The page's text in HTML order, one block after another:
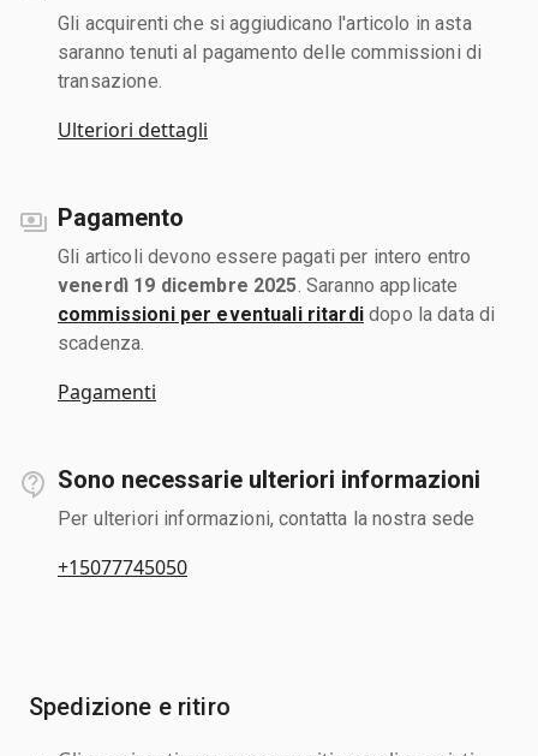
Gli acquirenti che si aggiudicano l'articolo in asta
saranno tenuti al pagamento delle commissioni di
transazione.
Ulteriori dettagli
Pagamento
Gli articoli devono essere pagati per intero entro
venerdì 19 dicembre 2025 . Saranno applicate
commissioni per eventuali ritardidopo la data di
scadenza.
Pagamenti
Sono necessarie ulteriori informazioni
Per ulteriori informazioni, contatta la nostra sede
+15077745050
Spedizione e ritiro